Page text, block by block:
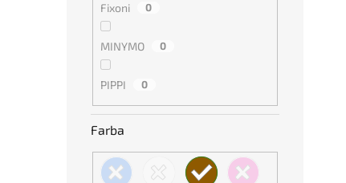
Fixoni 0
MINYMO 0
PIPPI 0
Farba